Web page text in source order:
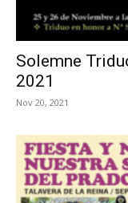
Solemne
2021
Nov 20, 2021